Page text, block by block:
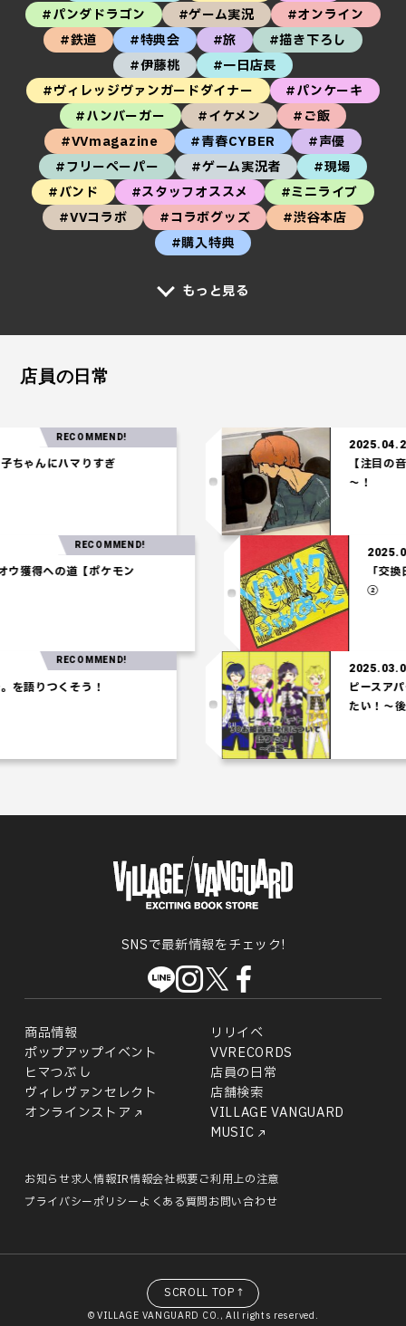
#パンダドラゴン
#ゲーム実況
#オンライン
#鉄道
#特典会 #旅
#描き下ろし
#伊藤桃
#一日店長
#ヴィレッジヴァンガードダイナー
#パンケーキ
#ハンバーガー
#イケメン
#ご飯
#VVmagazine
#青春CYBER
#声優
#フリーペーパー
#ゲーム実況者
#現場
#バンド
#スタッフオススメ
#ミニライブ
#VVコラボ
#コラボグッズ
#渋谷本店
#購入特典
もっと見る
店員の日常
ゃんにハマりすぎ
RECOMMEND!
2025.04.24
【注目の音
～！
オウ獲得への道【ポケモン
RECOMMEND!
「
語りつくそう！
RECOMMEND!
2025.03.06
ピースアパ
たい！～後編
SNSで最新情報をチェック!
商品情報
リリイベ
ポップアップイベント
VVRECORDS
ヒマつぶし
店員の日常
ヴィレヴァンセレクト
店舗検索
オンラインストア
VILLAGE VANGUARD
MUSIC
お知らせ求人情報IR情報会社概要ご利用上の注意
プライバシーポリシーよくある質問お問い合わせ
© VILLAGE VANGUARD CO., All rights reserved.
SCROLL TOP↑